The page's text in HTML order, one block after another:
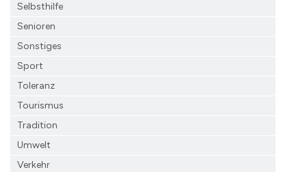
Selbsthilfe
Senioren
Sonstiges
Sport
Toleranz
Tourismus
Tradition
Umwelt
Verkehr